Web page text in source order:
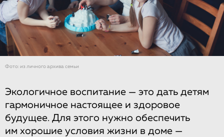
Фото: из личного архива семьи
Экологичное воспитание — это дать детям
гармоничное настоящее и здоровое
будущее. Для этого нужно обеспечить
им хорошие условия жизни в доме —